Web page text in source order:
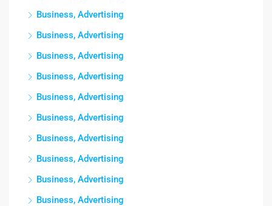
Business, Advertising
Business, Advertising
Business, Advertising
Business, Advertising
Business, Advertising
Business, Advertising
Business, Advertising
Business, Advertising
Business, Advertising
Business, Advertising